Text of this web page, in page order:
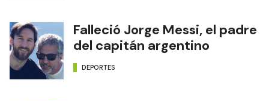
Falleció Jorge Messi, el padre
del capitán argentino
DEPORTES